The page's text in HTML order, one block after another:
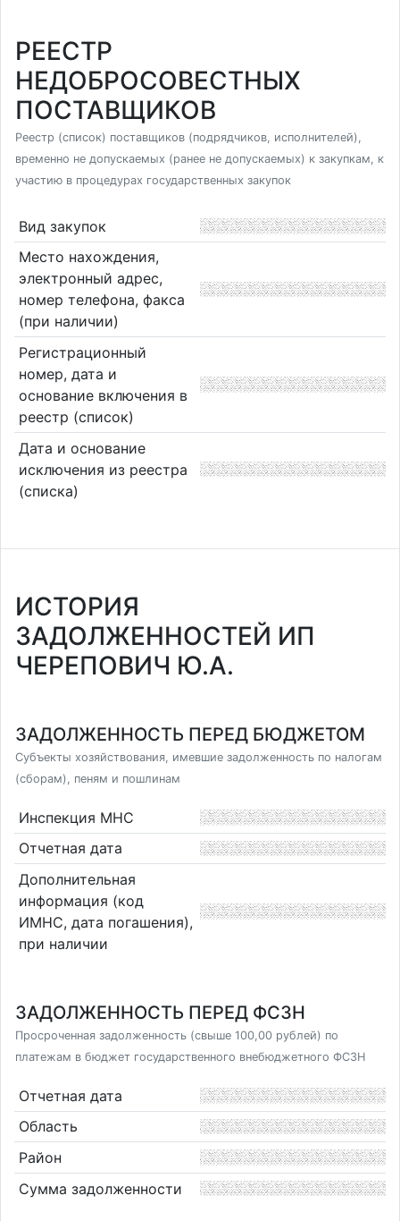
РЕЕСТР
НЕДОБРОСОВЕСТНЫХ
ПОСТАВЩИКОВ
Реестр (список) поставщиков (подрядчиков, исполнителей),
временно не допускаемых (ранее не допускаемых) к закупкам, к
участию в процедурах государственных закупок
Вид закупок
Место нахождения,
электронный адрес,
номер телефона, факса
(при наличии)
Регистрационный
номер, дата и
основание включения в
реестр (список)
Дата и основание
исключения из реестра
(списка)
ИСТОРИЯ
ЗАДОЛЖЕННОСТЕЙ ИП
ЧЕРЕПОВИЧ Ю.А.
ЗАДОЛЖЕННОСТЬ ПЕРЕД БЮДЖЕТОМ
Субъекты хозяйствования, имевшие задолженность по налогам
(сборам), пеням и пошлинам
Инспекция МНС
Отчетная дата
Дополнительная
информация (код
ИМНС, дата погашения),
при наличии
ЗАДОЛЖЕННОСТЬ ПЕРЕД ФСЗН
Просроченная задолженность (свыше 100,00 рублей) по
платежам в бюджет государственного внебюджетного ФСЗН
Отчетная дата
Область
Район
Сумма задолженности